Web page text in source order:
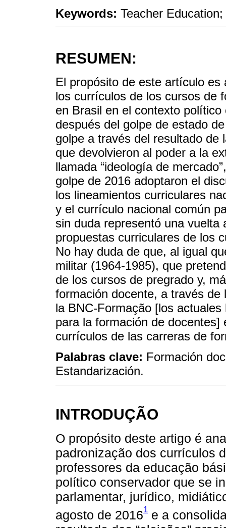
Keywords: Teacher
RESUMEN:
El propósito de este artículo
los currículos de los cursos de
en Brasil en el contexto
después del golpe de estado
golpe a través del resultado de
que devolvieron al poder a la
llamada “ideología de
golpe de 2016 adoptaron el
los lineamientos curriculares
y el currículo nacional común
sin duda representó una
propuestas curriculares de los
No hay duda de que, al igual
militar (1964-1985), que
de los cursos de pregrado y,
formación docente, a través de
la BNC-Formação [los
para la formación de
currículos de las carreras de
Palabras clave: Formación
Estandarización.
INTRODUÇÃO
O propósito deste artigo é
padronização dos currículos
professores da educação
político conservador que se
parlamentar, jurídico,
agosto de 20161 e a